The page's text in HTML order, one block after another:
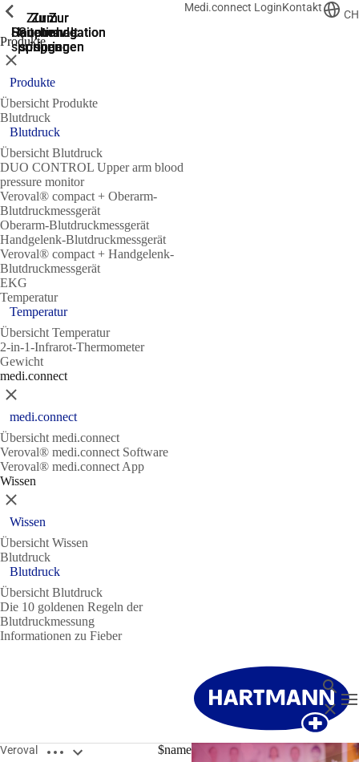
Zur
Suche
springen
Zur
Hauptnavigation
springen
Zur
Hauptnavigation
springen
Zum
Hauptinhalt
springen
Zum
Seitenende
springen
Medi.connect LoginKontakt
CH
Produkte
Zeige vorherige
Schließen
Produkte
Übersicht Produkte
Blutdruck
Zeige vorherige
Blutdruck
Übersicht Blutdruck
DUO CONTROL Upper arm blood
pressure monitor
Veroval® compact + Oberarm-
Blutdruckmessgerät
Oberarm-Blutdruckmessgerät
Handgelenk-Blutdruckmessgerät
Veroval® compact + Handgelenk-
Blutdruckmessgerät
EKG
Temperatur
Zeige vorherige
Temperatur
Übersicht Temperatur
2-in-1-Infrarot-Thermometer
Gewicht
medi.connect
Zeige vorherige
Schließen
medi.connect
Übersicht medi.connect
Veroval® medi.connect Software
Veroval® medi.connect App
Wissen
Zeige vorherige
Schließen
Wissen
Übersicht Wissen
Blutdruck
Zeige vorherige
Blutdruck
Übersicht Blutdruck
Die 10 goldenen Regeln der
Blutdruckmessung
Informationen zu Fieber
Suche
Veroval Breadcrumbs öffnen $name